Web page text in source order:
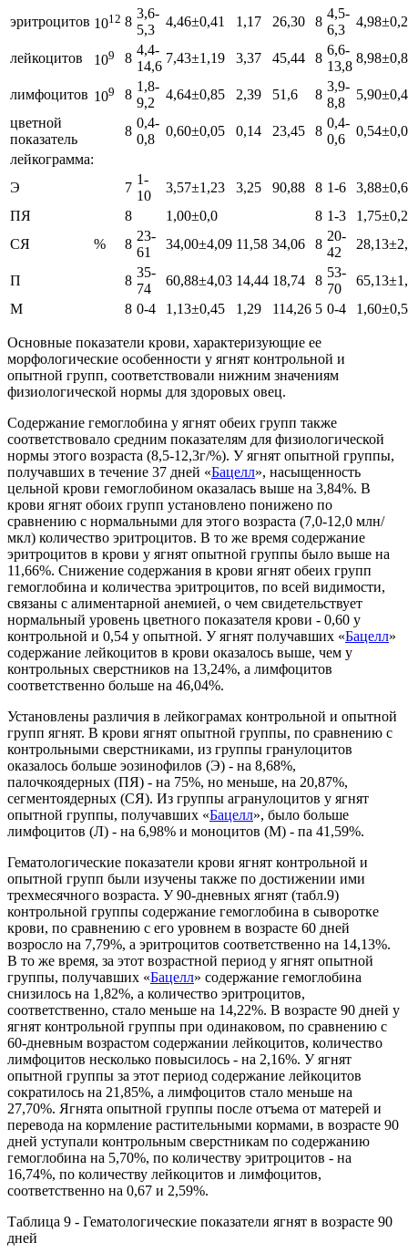
эритроцитов 1012 8
3,6-
5,3
4,46±0,41 1,17 26,30 8
4,5-
6,3
лейкоцитов 109 8
4,4-
14,6
7,43±1,19 3,37 45,44 8
6,6-
13,8
лимфоцитов 109 8
1,8-
9,2
4,64±0,85 2,39 51,6 8
3,9-
8,8
цветной
показатель
8
0,4-
0,8
0,60±0,05 0,14 23,45 8
0,4-
0,6
лейкограмма:
Э
%
7
1-
10
3,57±1,23 3,25 90,88 8 1-6
ПЯ
8 1,00±0,0 8 1-3
СЯ
8
23-
61
34,00±4,09 11,58 34,06 8
20-
42
П 8
35-
74
60,88±4,03 14,44 18,74 8
53-
70
М
8 0-4 1,13±0,45 1,29 114,26 5 0-4
Основные показатели крови, характеризующие ее
морфологические особенности у ягнят контрольной и
опытной групп, соответствовали нижним значениям
физиологической нормы для здоровых овец.
Содержание гемоглобина у ягнят обеих групп также
соответствовало средним показателям для физиологической
нормы этого возраста (8,5-12,3г/%). У ягнят опытной группы,
получавших в течение 37 дней «Бацелл», насыщенность
цельной крови гемоглобином оказалась выше на 3,84%. В
крови ягнят обоих групп установлено понижено по
сравнению с нормальными для этого возраста (7,0-12,0 млн/
мкл) количество эритроцитов. В то же время содержание
эритроцитов в крови у ягнят опытной группы было выше на
11,66%. Снижение содержания в крови ягнят обеих групп
гемоглобина и количества эритроцитов, по всей видимости,
связаны с алиментарной анемией, о чем свидетельствует
нормальный уровень цветного показателя крови - 0,60 у
контрольной и 0,54 у опытной. У ягнят получавших «Бацелл»
содержание лейкоцитов в крови оказалось выше, чем у
контрольных сверстников на 13,24%, а лимфоцитов
соответственно больше на 46,04%.
Установлены различия в лейкограмах контрольной и опытной
групп ягнят. В крови ягнят опытной группы, по сравнению с
контрольными сверстниками, из группы гранулоцитов
оказалось больше эозинофилов (Э) - на 8,68%,
палочкоядерных (ПЯ) - на 75%, но меньше, на 20,87%,
сегментоядерных (СЯ). Из группы агранулоцитов у ягнят
опытной группы, получавших «Бацелл», было больше
лимфоцитов (Л) - на 6,98% и моноцитов (М) - па 41,59%.
Гематологические показатели крови ягнят контрольной и
опытной групп были изучены также по достижении ими
трехмесячного возраста. У 90-дневных ягнят (табл.9)
контрольной группы содержание гемоглобина в сыворотке
крови, по сравнению с его уровнем в возрасте 60 дней
возросло на 7,79%, а эритроцитов соответственно на 14,13%.
В то же время, за этот возрастной период у ягнят опытной
группы, получавших «Бацелл» содержание гемоглобина
снизилось на 1,82%, а количество эритроцитов,
соответственно, стало меньше на 14,22%. В возрасте 90 дней у
ягнят контрольной группы при одинаковом, по сравнению с
60-дневным возрастом содержании лейкоцитов, количество
лимфоцитов несколько повысилось - на 2,16%. У ягнят
опытной группы за этот период содержание лейкоцитов
сократилось на 21,85%, а лимфоцитов стало меньше на
27,70%. Ягнята опытной группы после отъема от матерей и
перевода на кормление растительными кормами, в возрасте 90
дней уступали контрольным сверстникам по содержанию
гемоглобина на 5,70%, по количеству эритроцитов - на
16,74%, по количеству лейкоцитов и лимфоцитов,
соответственно на 0,67 и 2,59%.
Таблица 9 - Гематологические показатели ягнят в возрасте 90
дней